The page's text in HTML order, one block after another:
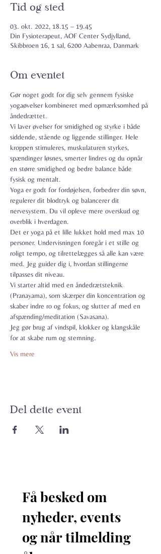
Tid og sted
03. okt. 2022, 18.15 – 19.45
Din Fysioterapeut, AOF Center Sydjylland,
Skibbroen 16, 1 sal, 6200 Aabenraa, Danmark
Om eventet
Gør noget godt for dig selv gennem fysiske
yogaøvelser kombineret med opmærksomhed på
åndedrættet.
Vi laver øvelser for smidighed og styrke i både
siddende, stående og liggende stillinger. Hele
kroppen stimuleres, muskulaturen styrkes,
spændinger løsnes, smerter lindres og du opnår
en større smidighed og bedre balance både
fysisk og mentalt.
Yoga er godt for fordøjelsen, forbedrer din søvn,
regulerer dit blodtryk og balancerer dit
nervesystem. Du vil opleve mere overskud og
overblik i hverdagen.
Det er yoga på et lille lukket hold med max 10
personer. Undervisningen foregår i et stille og
roligt tempo, og tilrettelægges så alle kan være
med. Jeg guider dig i, hvordan stillingerne
tilpasses dit niveau.
Vi starter altid med en åndedrætsteknik
(Pranayama), som skærper din koncentration og
skaber indre ro og fokus, og slutter af med en
afspænding/meditation (Savasana).
Jeg gør brug af vindspil, klokker og klangskåle
for at skabe rum og stemning.
Vis mere
Del dette event
Få besked om
nyheder, events
og når tilmelding